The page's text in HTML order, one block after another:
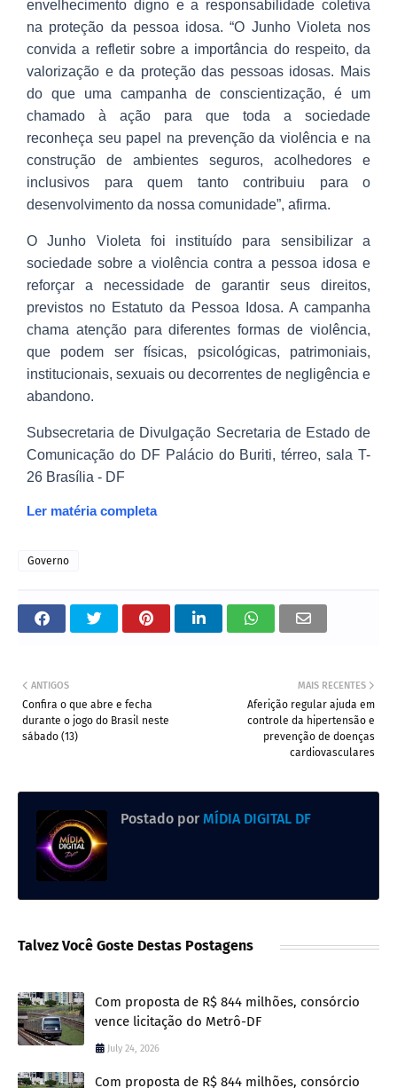
envelhecimento digno e a responsabilidade coletiva
na proteção da pessoa idosa. “O Junho Violeta nos
convida a refletir sobre a importância do respeito, da
valorização e da proteção das pessoas idosas. Mais
do que uma campanha de conscientização, é um
chamado à ação para que toda a sociedade
reconheça seu papel na prevenção da violência e na
construção de ambientes seguros, acolhedores e
inclusivos para quem tanto contribuiu para o
desenvolvimento da nossa comunidade”, afirma.
O Junho Violeta foi instituído para sensibilizar a
sociedade sobre a violência contra a pessoa idosa e
reforçar a necessidade de garantir seus direitos,
previstos no Estatuto da Pessoa Idosa. A campanha
chama atenção para diferentes formas de violência,
que podem ser físicas, psicológicas, patrimoniais,
institucionais, sexuais ou decorrentes de negligência e
abandono.
Subsecretaria de Divulgação Secretaria de Estado de
Comunicação do DF Palácio do Buriti, térreo, sala T-
26 Brasília - DF
Ler matéria completa
Governo
MAIS RECENTES
Aferição regular ajuda em
controle da hipertensão e
prevenção de doenças
cardiovasculares
ANTIGOS
Confira o que abre e fecha
durante o jogo do Brasil neste
sábado (13)
Postado por MÍDIA DIGITAL DF
Talvez Você Goste Destas Postagens
Com proposta de R$ 844 milhões, consórcio
vence licitação do Metrô-DF
July 24, 2026
Com proposta de R$ 844 milhões, consórcio